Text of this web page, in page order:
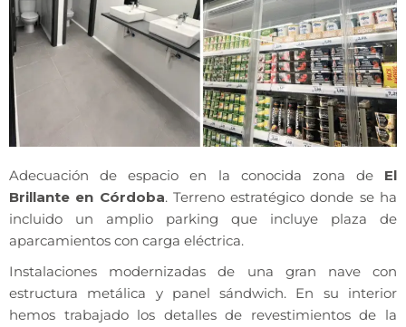
Adecuación de espacio en la conocida zona de El
Brillante en Córdoba. Terreno estratégico donde se ha
incluido un amplio parking que incluye plaza de
aparcamientos con carga eléctrica.
Instalaciones modernizadas de una gran nave con
estructura metálica y panel sándwich. En su interior
hemos trabajado los detalles de revestimientos de la